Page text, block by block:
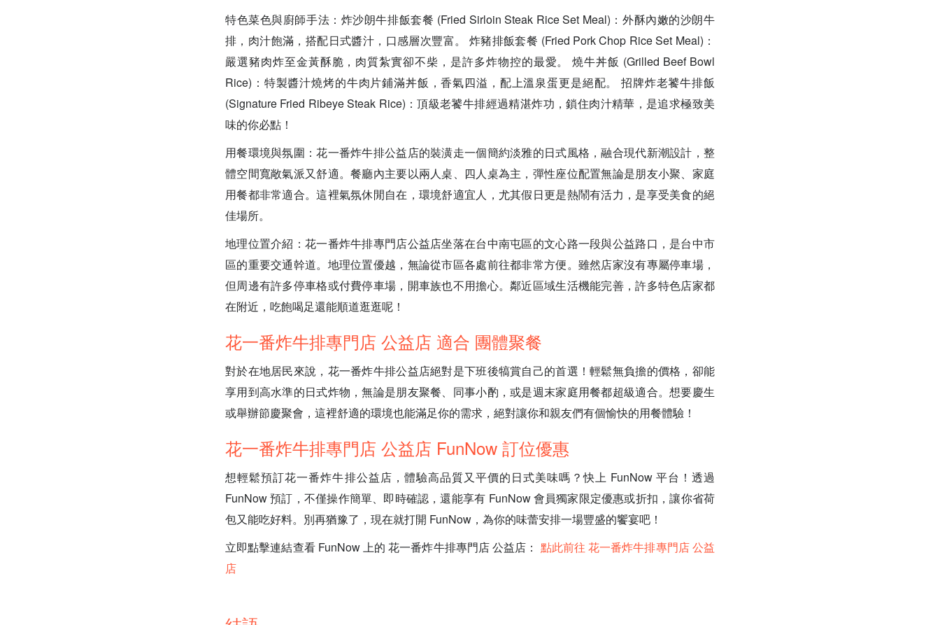
特色菜色與廚師手法：炸沙朗牛排飯套餐 (Fried Sirloin Steak Rice Set Meal)：外酥內嫩的沙朗牛
排，肉汁飽滿，搭配日式醬汁，口感層次豐富。 炸豬排飯套餐 (Fried Pork Chop Rice Set Meal)：
嚴選豬肉炸至金黃酥脆，肉質紮實卻不柴，是許多炸物控的最愛。 燒牛丼飯 (Grilled Beef Bowl
Rice)：特製醬汁燒烤的牛肉片鋪滿丼飯，香氣四溢，配上溫泉蛋更是絕配。 招牌炸老饕牛排飯
(Signature Fried Ribeye Steak Rice)：頂級老饕牛排經過精湛炸功，鎖住肉汁精華，是追求極致美
味的你必點！
用餐環境與氛圍：花一番炸牛排公益店的裝潢走一個簡約淡雅的日式風格，融合現代新潮設計，整
體空間寬敞氣派又舒適。餐廳內主要以兩人桌、四人桌為主，彈性座位配置無論是朋友小聚、家庭
用餐都非常適合。這裡氣氛休閒自在，環境舒適宜人，尤其假日更是熱鬧有活力，是享受美食的絕
佳場所。
地理位置介紹：花一番炸牛排專門店公益店坐落在台中南屯區的文心路一段與公益路口，是台中市
區的重要交通幹道。地理位置優越，無論從市區各處前往都非常方便。雖然店家沒有專屬停車場，
但周邊有許多停車格或付費停車場，開車族也不用擔心。鄰近區域生活機能完善，許多特色店家都
在附近，吃飽喝足還能順道逛逛呢！
花一番炸牛排專門店 公益店 適合 團體聚餐
對於在地居民來說，花一番炸牛排公益店絕對是下班後犒賞自己的首選！輕鬆無負擔的價格，卻能
享用到高水準的日式炸物，無論是朋友聚餐、同事小酌，或是週末家庭用餐都超級適合。想要慶生
或舉辦節慶聚會，這裡舒適的環境也能滿足你的需求，絕對讓你和親友們有個愉快的用餐體驗！
花一番炸牛排專門店 公益店 FunNow 訂位優惠
想輕鬆預訂花一番炸牛排公益店，體驗高品質又平價的日式美味嗎？快上 FunNow 平台！透過
FunNow 預訂，不僅操作簡單、即時確認，還能享有 FunNow 會員獨家限定優惠或折扣，讓你省荷
包又能吃好料。別再猶豫了，現在就打開 FunNow，為你的味蕾安排一場豐盛的饗宴吧！
立即點擊連結查看 FunNow 上的 花一番炸牛排專門店 公益店： 點此前往 花一番炸牛排專門店 公益
店